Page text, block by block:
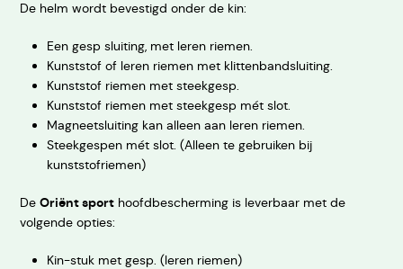
De helm wordt bevestigd onder de kin:
Een gesp sluiting, met leren riemen.
Kunststof of leren riemen met klittenbandsluiting.
Kunststof riemen met steekgesp.
Kunststof riemen met steekgesp mét slot.
Magneetsluiting kan alleen aan leren riemen.
Steekgespen mét slot. (Alleen te gebruiken bij
kunststofriemen)
DeOriënt sport hoofdbescherming is leverbaar met de
volgende opties:
Kin-stuk met gesp. (leren riemen)